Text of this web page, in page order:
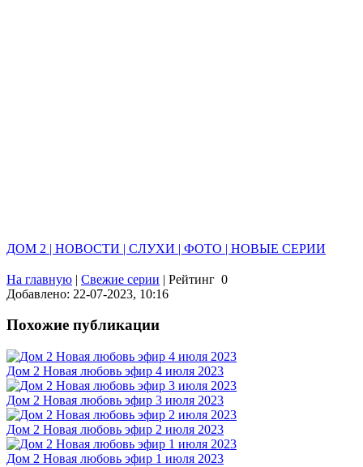
ДОМ 2 | НОВОСТИ | СЛУХИ | ФОТО | НОВЫЕ СЕРИИ
На главную | Свежие серии | Рейтинг 0
Добавлено: 22-07-2023, 10:16
Похожие публикации
Дом 2 Новая любовь эфир 4 июля 2023
Дом 2 Новая любовь эфир 3 июля 2023
Дом 2 Новая любовь эфир 2 июля 2023
Дом 2 Новая любовь эфир 1 июля 2023